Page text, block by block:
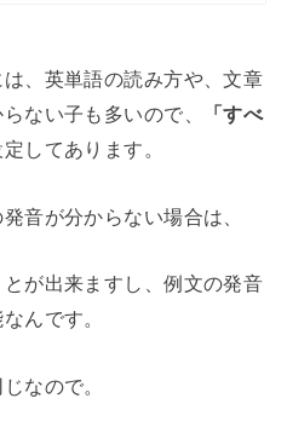
、英単語の読み方や、文章
ない子も多いので、
「すべ
してあります。
音が分からない場合は、
が出来ますし、例文の発音
んです。
なので。